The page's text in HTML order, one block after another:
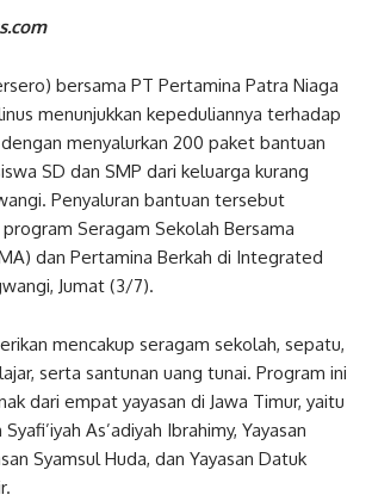
bersama PT Pertamina Patra Niaga
menunjukkan kepeduliannya terhadap
menyalurkan 200 paket bantuan
SD dan SMP dari keluarga kurang
Penyaluran bantuan tersebut
Seragam Sekolah Bersama
dan Pertamina Berkah di Integrated
Jumat (3/7).
mencakup seragam sekolah, sepatu,
serta santunan uang tunai. Program ini
dari empat yayasan di Jawa Timur, yaitu
As’adiyah Ibrahimy, Yayasan
Syamsul Huda, dan Yayasan Datuk